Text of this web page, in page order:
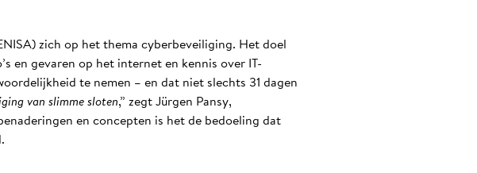
zich op het thema cyberbeveiliging. Het doel
en gevaren op het internet en kennis over IT-
te nemen – en dat niet slechts 31 dagen
van slimme sloten,” zegt Jürgen Pansy,
en concepten is het de bedoeling dat